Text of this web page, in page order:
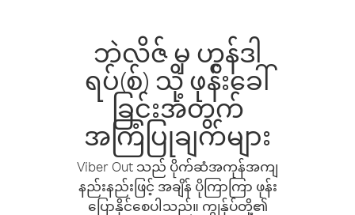
ဘဲလိဇ် မှ ဟွန်ဒါ
ရပ်(စ်) သို့ ဖုန်းခေါ်
ခြင်းအတွက်
အကြံပြုချက်များ
Viber Out သည် ပိုက်ဆံအကုန်အကျ
နည်းနည်းဖြင့် အချိန် ပိုကြာကြာ ဖုန်း
ပြောနိုင်စေပါသည်။ ကျွန်ုပ်တို့၏